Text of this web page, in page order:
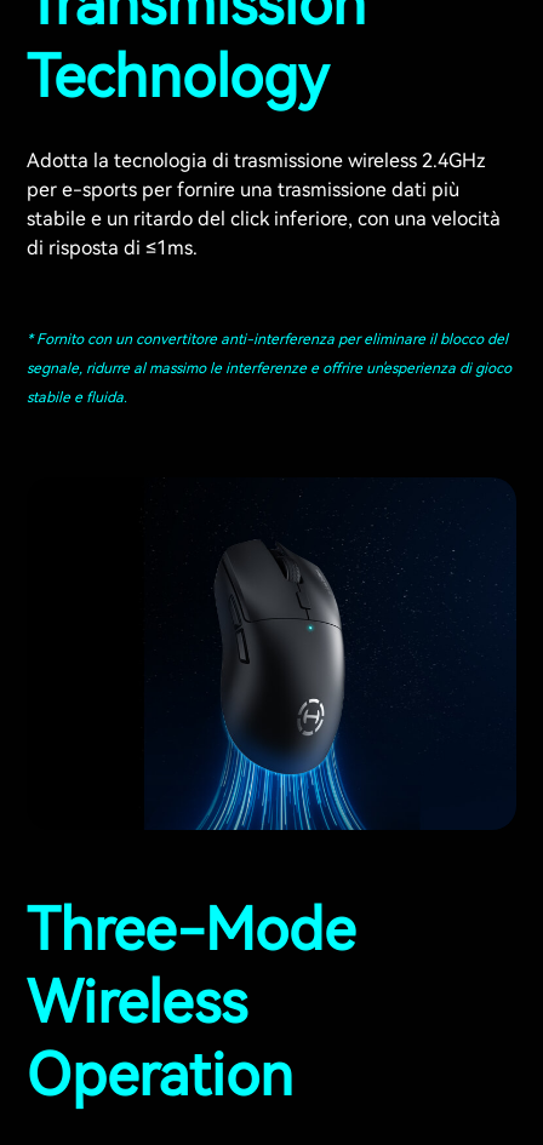
Technology
Adotta la tecnologia di trasmissione wireless 2.4GHz
per e-sports per fornire una trasmissione dati più
stabile e un ritardo del click inferiore, con una velocità
di risposta di ≤1ms.
* Fornito con un convertitore anti-interferenza per eliminare il blocco del
segnale, ridurre al massimo le interferenze e offrire un'esperienza di gioco
stabile e fluida.
Three-Mode
Wireless
Operation